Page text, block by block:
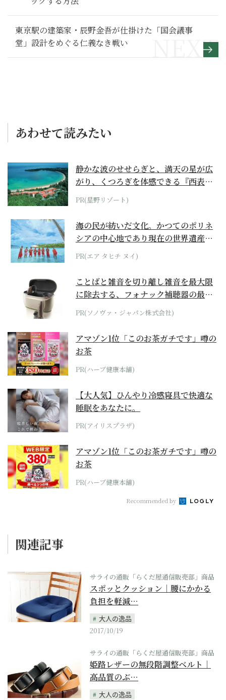
東京駅の建築家・辰野金吾が仕掛けた「国会議事
堂」設計をめぐる仁義なき戦い
あわせて読みたい
静かな波のせせらぎと、満天の星が広
がり、くつろぎを体感できる『西表島
ホテル by...
PR(星野リゾート)
海の民が紡いだ文化。かつてのポリネ
シアの中心地であり現在の世界遺産か
らみえてくる...
PR(エア タヒチ ヌイ)
ことばと雑音を切り離し雑音を最大限
に除去する、フォナック補聴器の最上
位モデル
PR(ソノヴァ・ジャパン株式会社)
アマゾン1位「このお茶ガチです」噂の
お茶
PR(ハーブ健康本舗)
【大人気】ひんやり冷感寝具で快適な
睡眠をあなたに。
PR(アイリスプラザ)
アマゾン1位「このお茶ガチです」噂の
お茶
PR(ハーブ健康本舗)
Recommended by
関連記事
サライの通販「らくだ屋通信販売部」商品
スポッとクッション｜腰にかかる
負担を軽減…
大人の逸品
2017/10/19
サライの通販「らくだ屋通信販売部」商品
姫路レザーの無段階調整ベルト｜
高品質のぶ…
大人の逸品